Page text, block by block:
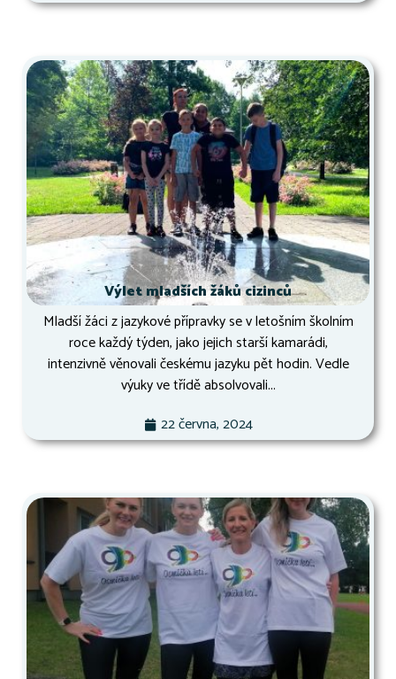
Výlet mladších žáků cizinců
Mladší žáci z jazykové přípravky se v letošním školním
roce každý týden, jako jejich starší kamarádi,
intenzivně věnovali českému jazyku pět hodin. Vedle
výuky ve třídě absolvovali...
22 června, 2024